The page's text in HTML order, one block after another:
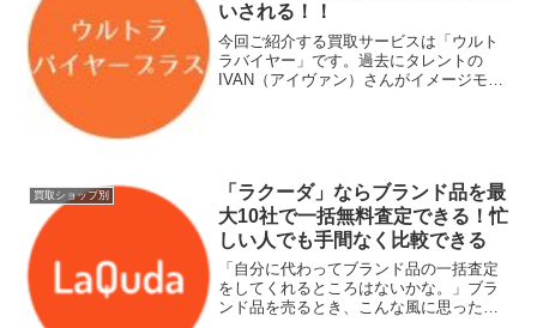
いされる！！
今回ご紹介する買取サービスは「ウルト
ラバイヤー」です。過去にタレントの
IVAN（アイヴァン）さんがイメージモデ
買取ショップ別
「ラクーダ」ならブランド品を最
大10社で一括無料査定できる！忙
しい人でも手間なく比較できる
「自分に代わってブランド品の一括査定
をしてくれるところはないかな。」ブラ
ンド品を売るとき、こんな風に思ったこ